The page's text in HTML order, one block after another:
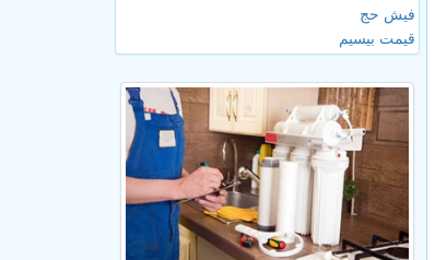
فیش حج
قیمت بیسیم